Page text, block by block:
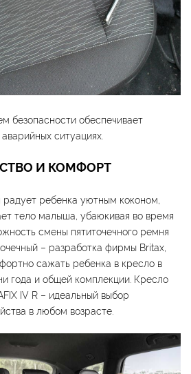
безопасности обеспечивает
ситуациях.
И КОМФОРТ
радует ребенка уютным коконом,
тело малыша, убаюкивая во время
смены пятиточечного ремня
– разработка фирмы Britax,
сажать ребенка в кресло в
года и общей комплекции. Кресло
IV R – идеальный выбор
в любом возрасте.